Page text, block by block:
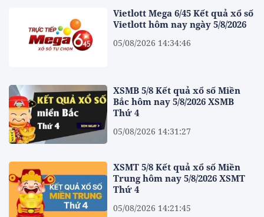
Vietlott Mega 6/45 Kết quả xổ số
Vietlott hôm nay ngày 5/8/2026
05/08/2026 14:34:46
XSMB 5/8 Kết quả xổ số Miền
Bắc hôm nay 5/8/2026 XSMB
Thứ 4
05/08/2026 14:31:27
XSMT 5/8 Kết quả xổ số Miền
Trung hôm nay 5/8/2026 XSMT
Thứ 4
05/08/2026 14:21:45